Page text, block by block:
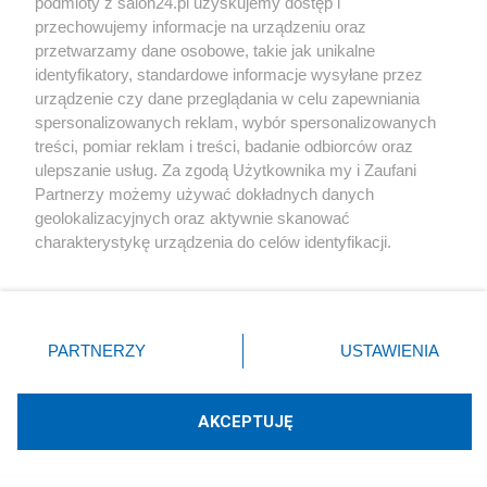
Piszą na ten temat
Rafał Woś
Blogi na ten temat
Siukum Balala
report
przechowujemy informacje na urządzeniu oraz
przetwarzamy dane osobowe, takie jak unikalne
identyfikatory, standardowe informacje wysyłane przez
urządzenie czy dane przeglądania w celu zapewniania
spersonalizowanych reklam, wybór spersonalizowanych
treści, pomiar reklam i treści, badanie odbiorców oraz
ulepszanie usług. Za zgodą Użytkownika my i Zaufani
Partnerzy możemy używać dokładnych danych
geolokalizacyjnych oraz aktywnie skanować
charakterystykę urządzenia do celów identyfikacji.
zmienić/wycofać klikając przycisk ustawień prywatności
znajdujący się w lewym dolnym rogu strony
rodzaje przetwarzania danych nie wymagają zgody
użytkownika, ale masz prawo sprzeciwić się takiemu
PARTNERZY USTAWIENIA
AKCEPTUJĘ